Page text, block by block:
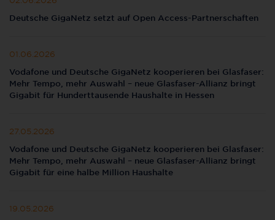
Deutsche GigaNetz setzt auf Open Access-Partnerschaften
01.06.2026
Vodafone und Deutsche GigaNetz kooperieren bei Glasfaser:
Mehr Tempo, mehr Auswahl – neue Glasfaser-Allianz bringt
Gigabit für Hunderttausende Haushalte in Hessen
27.05.2026
Vodafone und Deutsche GigaNetz kooperieren bei Glasfaser:
Mehr Tempo, mehr Auswahl – neue Glasfaser-Allianz bringt
Gigabit für eine halbe Million Haushalte
19.05.2026